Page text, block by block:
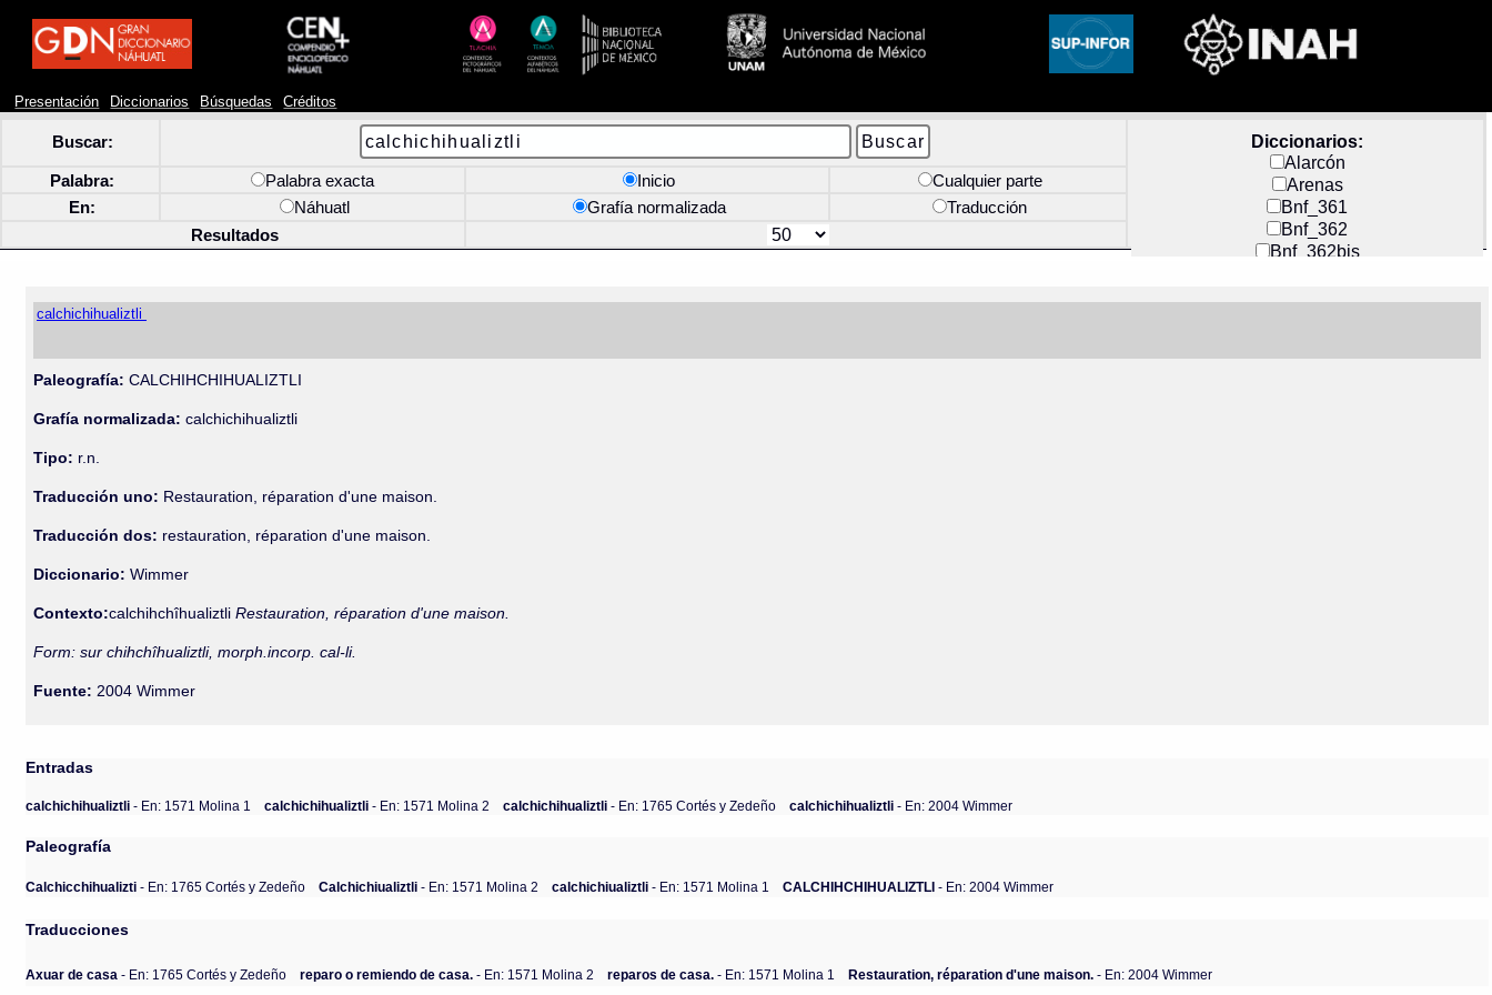
Presentación Diccionarios Búsquedas Créditos
Buscar:
Diccionarios:
Alarcón
Arenas
Bnf_361
Bnf_362
Bnf_362bis
Docs_México
Palabra: Palabra exacta Inicio
Cualquier parte
En:
Náhuatl Grafía normalizada
Traducción
Resultados
calchichihualiztli
Paleografía: CALCHIHCHIHUALIZTLI
Grafía normalizada: calchichihualiztli
Tipo: r.n.
Traducción uno: Restauration, réparation d'une maison.
Traducción dos: restauration, réparation d'une maison.
Diccionario:Wimmer
Contexto:calchihchîhualiztliRestauration, réparation d'une maison.
Form: sur chihchîhualiztli, morph.incorp. cal-li.
Fuente: 2004 Wimmer
Entradas
calchichihualiztli- En: 1571 Molina 1 calchichihualiztli- En: 1571 Molina 2 calchichihualiztli- En: 1765 Cortés y Zedeño calchichihualiztli- En: 2004 Wimmer
Paleografía
Calchicchihualizti - En: 1765 Cortés y Zedeño Calchichiualiztli - En: 1571 Molina 2 calchichiualiztli - En: 1571 Molina 1 CALCHIHCHIHUALIZTLI - En: 2004 Wimmer
Traducciones
Axuar de casa - En: 1765 Cortés y Zedeño reparo o remiendo de casa. - En: 1571 Molina 2 reparos de casa. - En: 1571 Molina 1 Restauration, réparation d'une maison. - En: 2004 Wimmer